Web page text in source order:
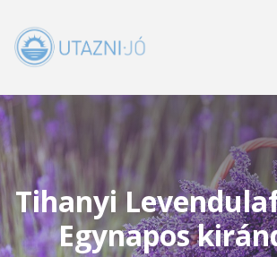
Tihanyi
Egynapos